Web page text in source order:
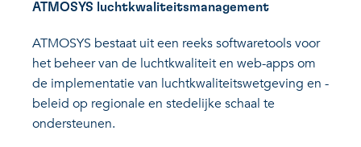
ATMOSYS luchtkwaliteitsmanagement
ATMOSYS bestaat uit een reeks softwaretools voor
het beheer van de luchtkwaliteit en web-apps om
de implementatie van luchtkwaliteitswetgeving en -
beleid op regionale en stedelijke schaal te
ondersteunen.